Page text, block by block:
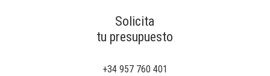
Solicita
tu presupuesto
+34 957 760 401